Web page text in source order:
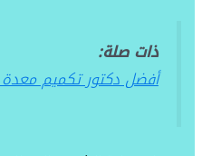
ذات صلة:
أفضل دكتور تكميم